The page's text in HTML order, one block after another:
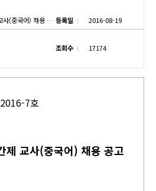
소주한국학교 기간제 교사(중국어) 채용 공고 등록일 2016-08-19
조회수 17174
7호
제 교사(중국어) 채용 공고